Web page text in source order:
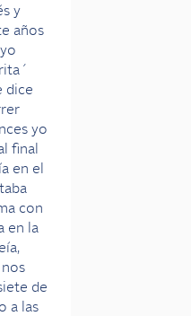
y
años
dice
yo
final
en el
con
en la
de
a las